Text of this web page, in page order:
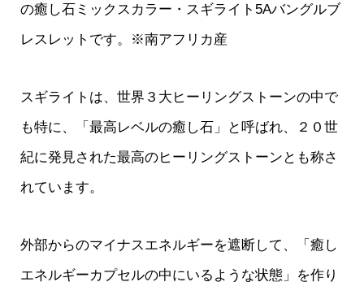
の癒し石ミックスカラー・スギライト5Aバングルブ
レスレットです。※南アフリカ産
スギライトは、世界３大ヒーリングストーンの中で
も特に、「最高レベルの癒し石」と呼ばれ、２０世
紀に発見された最高のヒーリングストーンとも称さ
れています。
外部からのマイナスエネルギーを遮断して、「癒し
エネルギーカプセルの中にいるような状態」を作り